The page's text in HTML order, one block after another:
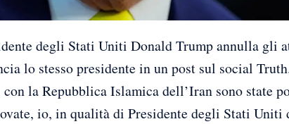
degli Stati Uniti Donald Trump annulla gli
lo stesso presidente in un post sul social
la Repubblica Islamica dell’Iran sono state
io, in qualità di Presidente degli Stati Uniti